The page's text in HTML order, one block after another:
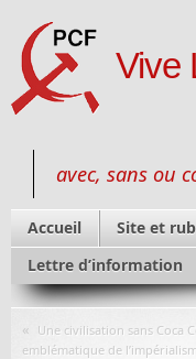
Vive
avec, sans ou
Accueil Site et
Lettre d’information
« Une civilisation sans Coca
emblématique de